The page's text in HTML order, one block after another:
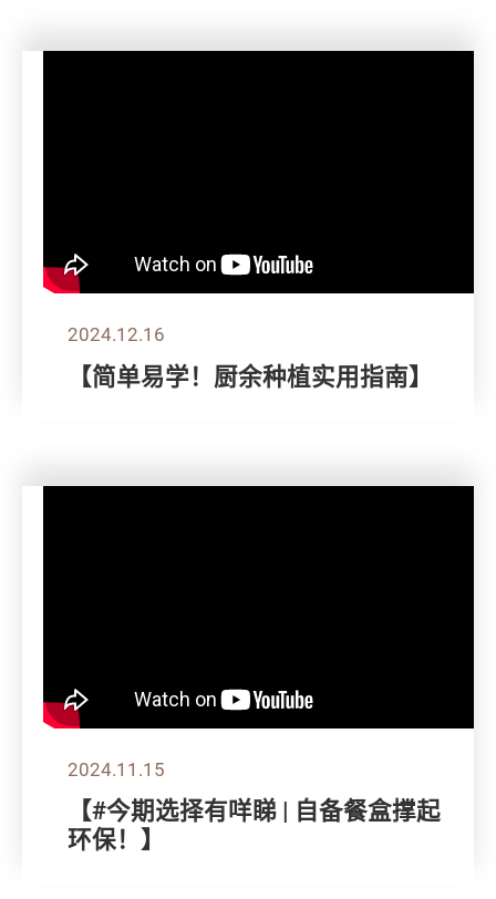
2024.12.16
【简单易学！厨余种植实用指南】
2024.11.15
【#今期选择有咩睇 | 自备餐盒撑起
环保！】